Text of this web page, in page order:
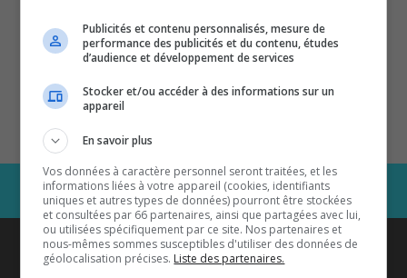
Coyote New Countryest diffusé
Publicités et contenu personnalisés, mesure de
performance des publicités et du contenu, études
d’audience et développement de services
Stocker et/ou accéder à des informations sur un
appareil
En savoir plus
Vos données à caractère personnel seront traitées, et les
informations liées à votre appareil (cookies, identifiants
uniques et autres types de données) pourront être stockées
et consultées par 66 partenaires, ainsi que partagées avec lui,
ou utilisées spécifiquement par ce site. Nos partenaires et
nous-mêmes sommes susceptibles d'utiliser des données de
géolocalisation précises. Liste des partenaires.